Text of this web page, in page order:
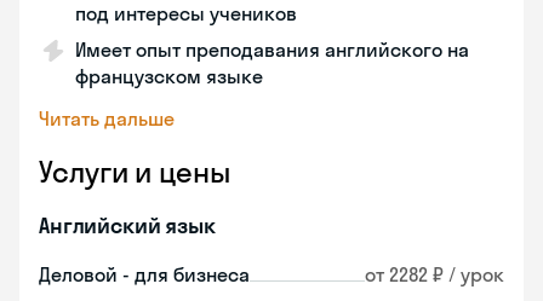
под интересы учеников
Имеет опыт преподавания английского на
французском языке
Читать дальше
Услуги и цены
Английский язык
Деловой - для бизнеса от 2282 ₽ / урок